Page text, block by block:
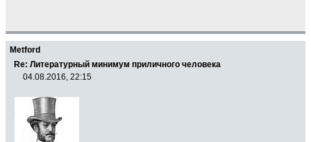
Metford
Re: Литературный минимум приличного человека
04.08.2016, 22:15